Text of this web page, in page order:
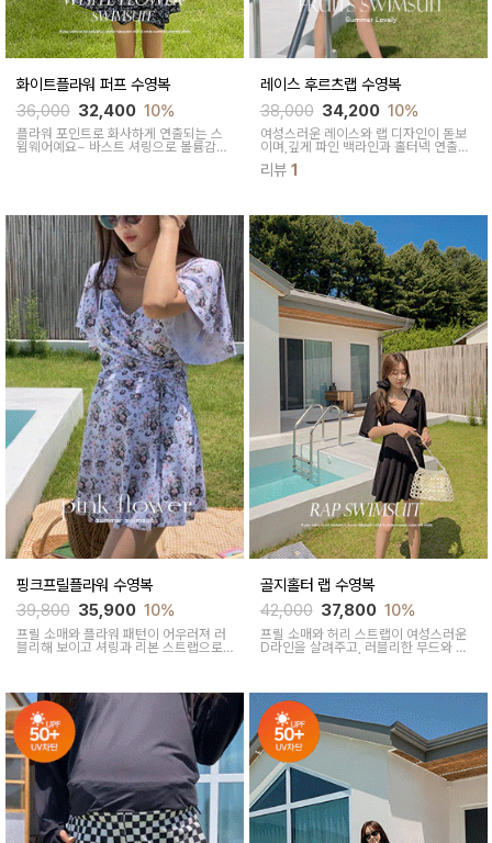
화이트플라워 퍼프 수영복
36,000 32,400 10%
플라워 포인트로 화사하게 연출되는 스
윔웨어예요~ 바스트 셔링으로 볼륨감있
레이스 후르츠랩 수영복
38,000 34,200 10%
여성스러운 레이스와 랩 디자인이 돋보
이며,깊게 파인 백라인과 홀터넥 연출로
은근한 섹시함까지 표현돼요
리뷰 1
핑크프릴플라워 수영복
39,800 35,900 10%
프릴 소매와 플라워 패턴이 어우러져 러
블리해 보이고 셔링과 리본 스트랩으로
여성스러운라인이 연출돼요
골지홀터 랩 수영복
42,000 37,800 10%
프릴 소매와 허리 스트랩이 여성스러운
D라인을 살려주고, 러블리한 무드와 실
용성을 모두 갖춘 수영복이에요